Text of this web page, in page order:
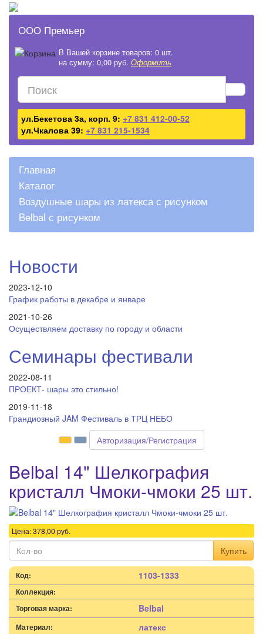
ООО Премьер
В Вашей корзине товаров: 0 шт.
на сумму: 0,00 руб. Оформить
ул.Бекетова 3а, корп. 9: +7 831 412-00-52
ул.Чкалова 39: +7 831 215-1534
Главная
Каталог
Воздушные шары из латекса с рисунком
Belbal с рисунком
Новости
2023-12-10
График работы в декабре и январе
2021-10-26
Осуществляем доставку по городу и области
Семинары фестивали
2022-08-11
ПРОЕКТ- шары это стильно!
2019-11-18
Грандиозный JAM Фестиваль в ТРЦ НЕБО
Авторизация/Регистрация
Belbal 14" Шелкография
кристалл Чмоки-чмоки 25 шт.
Цена:378,00 руб.
Купить
Код: 1103-1333
Коллекция:
Торговая марка:
Belbal
Материал: латекс